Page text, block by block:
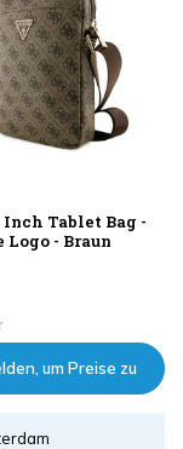
Inch Tablet Bag -
- Braun
um Preise zu